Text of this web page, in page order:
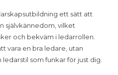
ett sätt att
självkännedom, vilket
och bekväm i ledarrollen.
vara en bra ledare, utan
som funkar för just dig.